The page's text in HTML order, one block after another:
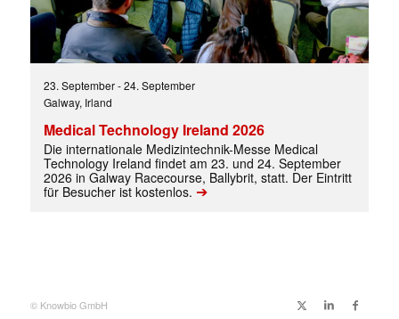
23. September-24. September
Galway, Irland
Medical Technology Ireland 2026
Die internationale Medizintechnik-Messe Medical
Technology Ireland findet am 23. und 24. September
2026 in Galway Racecourse, Ballybrit, statt. Der Eintritt
für Besucher ist kostenlos. ➔
© Knowbio GmbH